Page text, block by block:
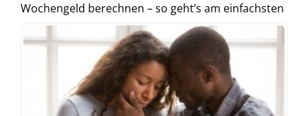
Wochengeld berechnen – so geht’s am einfachsten